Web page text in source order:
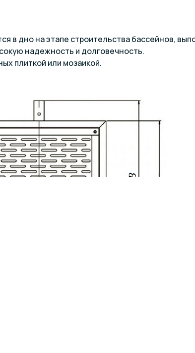
в дно на этапе строительства бассейнов,
надежность и долговечность.
плиткой или мозаикой.